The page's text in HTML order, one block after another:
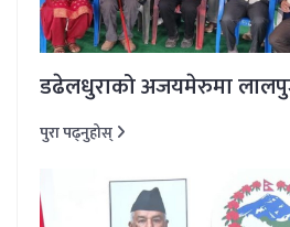
डढेलधुराको अजयमेरुमा
पुरा पढ्नुहोस्